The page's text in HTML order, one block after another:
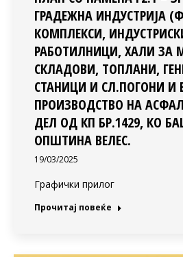
ГРАДЕЖНА ИНДУСТРИЈА
КОМПЛЕКСИ,
РАБОТИЛНИЦИ, ХАЛИ ЗА
СКЛАДОВИ, ТОПЛАНИ,
СТАНИЦИ И СЛ.ПОГОНИ И
ПРОИЗВОДСТВО НА
ДЕЛ ОД КП БР.1429, КО
ОПШТИНА ВЕЛЕС.
19/03/2025
Графички прилог
Прочитај повеќе